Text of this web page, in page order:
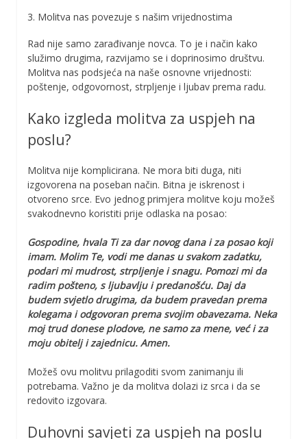
3. Molitva nas povezuje s našim vrijednostima
Rad nije samo zarađivanje novca. To je i način kako
služimo drugima, razvijamo se i doprinosimo društvu.
Molitva nas podsjeća na naše osnovne vrijednosti:
poštenje, odgovornost, strpljenje i ljubav prema radu.
Kako izgleda molitva za uspjeh na
poslu?
Molitva nije komplicirana. Ne mora biti duga, niti
izgovorena na poseban način. Bitna je iskrenost i
otvoreno srce. Evo jednog primjera molitve koju možeš
svakodnevno koristiti prije odlaska na posao:
Gospodine, hvala Ti za dar novog dana i za posao koji
imam. Molim Te, vodi me danas u svakom zadatku,
podari mi mudrost, strpljenje i snagu. Pomozi mi da
radim pošteno, s ljubavlju i predanošću. Daj da
budem svjetlo drugima, da budem pravedan prema
kolegama i odgovoran prema svojim obavezama. Neka
moj trud donese plodove, ne samo za mene, već i za
moju obitelj i zajednicu. Amen.
Možeš ovu molitvu prilagoditi svom zanimanju ili
potrebama. Važno je da molitva dolazi iz srca i da se
redovito izgovara.
Duhovni savjeti za uspjeh na poslu